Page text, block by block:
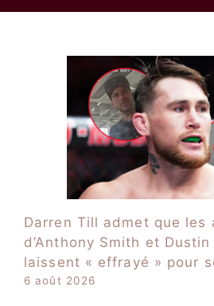
Darren Till admet que les
d’Anthony Smith et
laissent « effrayé » pour
6 août 2026